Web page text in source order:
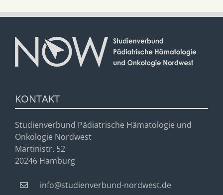
KONTAKT
Studienverbund Pädiatrische Hämatologie und
Onkologie Nordwest
Martinistr. 52
20246 Hamburg
info@studienverbund-nordwest.de